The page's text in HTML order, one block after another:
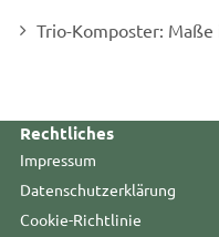
Trio-Komposter:
Rechtliches
Impressum
Datenschutzerklärung
Cookie-Richtlinie